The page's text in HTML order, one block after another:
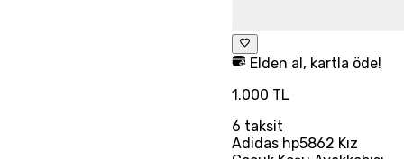
Elden al, kartla öde!
1.000 TL
6 taksit
Adidas hp5862 Kız